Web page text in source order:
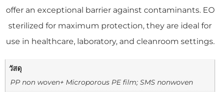
offer an exceptional barrier against contaminants. EO
sterilized for maximum protection, they are ideal for
use in healthcare, laboratory, and cleanroom settings.
วัสดุ
PP non woven+ Microporous PE film; SMS nonwoven